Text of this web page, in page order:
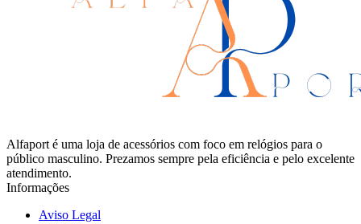
Alfaport é uma loja de acessórios com foco em relógios para o
público masculino. Prezamos sempre pela eficiência e pelo excelente
atendimento.
Informações
Aviso Legal